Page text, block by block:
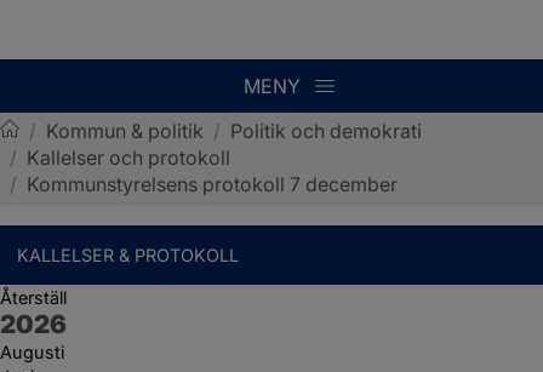
MENY
Sotenäs kommun
/ Kommun & politik / Politik och demokrati
/ Kallelser och protokoll
/ Kommunstyrelsens protokoll 7 december
KALLELSER & PROTOKOLL
Återställ
År:
2026
Augusti